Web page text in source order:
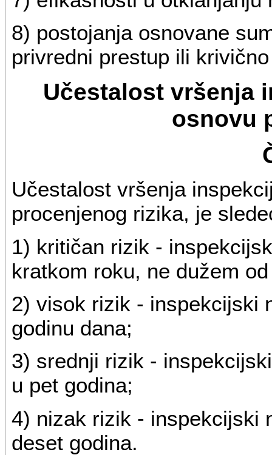
8) postojanja osnovane
privredni prestup ili
Učestalost vršenja
osnovu
Učestalost vršenja
procenjenog rizika, je
1) kritičan rizik -
kratkom roku, ne dužem
2) visok rizik - inspekcijski
godinu dana;
3) srednji rizik -
u pet godina;
4) nizak rizik - inspekcijski
deset godina.